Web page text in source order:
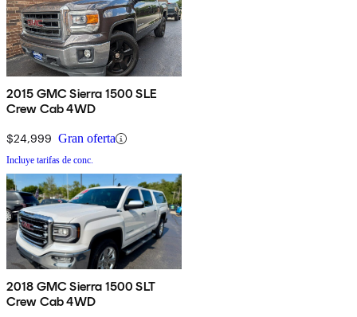
2015 GMC Sierra 1500 SLE
Crew Cab 4WD
$24,999 Gran oferta
Incluye tarifas de conc.
2018 GMC Sierra 1500 SLT
Crew Cab 4WD